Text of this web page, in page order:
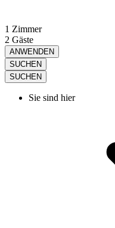
1 Zimmer
2 Gäste
ANWENDEN
SUCHEN
SUCHEN
Sie sind hier